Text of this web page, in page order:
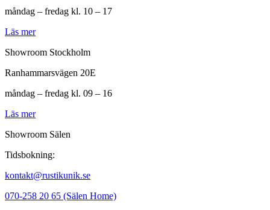
måndag – fredag kl. 10 – 17
Läs mer
Showroom Stockholm
Ranhammarsvägen 20E
måndag – fredag kl. 09 – 16
Läs mer
Showroom Sälen
Tidsbokning:
kontakt@rustikunik.se
070-258 20 65 (Sälen Home)